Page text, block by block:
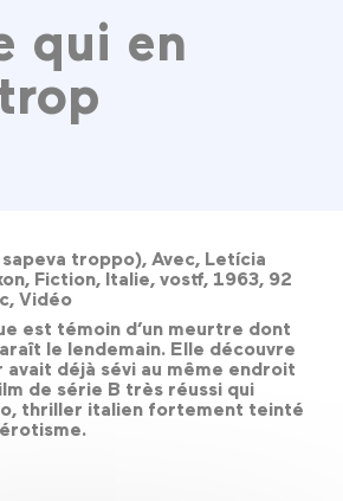
qui en
sapeva troppo), Avec, Letícia
Fiction, Italie, vostf, 1963, 92
Vidéo
est témoin d’un meurtre dont
le lendemain. Elle découvre
avait déjà sévi au même endroit
de série B très réussi qui
thriller italien fortement teinté